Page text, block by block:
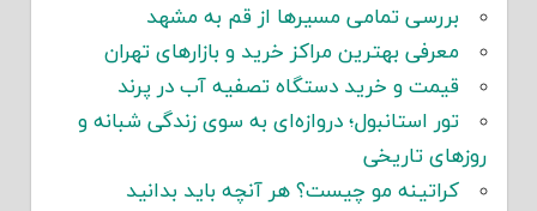
بررسی تمامی مسیرها از قم به مشهد
معرفی بهترین مراکز خرید و بازارهای تهران
قیمت و خرید دستگاه تصفیه آب در پرند
تور استانبول؛ دروازه‌ای به سوی زندگی شبانه و
روزهای تاریخی
کراتینه مو چیست؟ هر آنچه باید بدانید